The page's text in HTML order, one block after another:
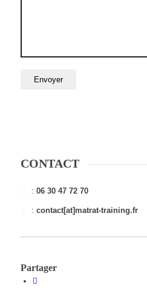
CONTACT
:06 30 47 72 70
:contact[at]matrat-training.fr
Partager